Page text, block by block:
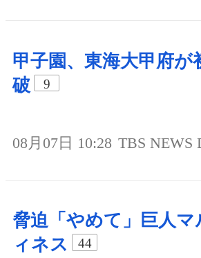
甲子園、東海大甲府が
破
9
08月07日 10:28 TBS NEWS
脅迫「やめて」巨人マ
ィネス
44